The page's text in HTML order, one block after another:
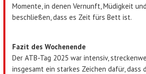
Momente, in denen Vernunft, Müdigkeit
beschließen, dass es Zeit fürs Bett ist.
Fazit des Wochenende
Der ATB-Tag 2025 war intensiv,
insgesamt ein starkes Zeichen dafür, dass